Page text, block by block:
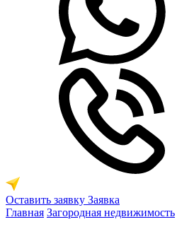
Оставить заявку Заявка
Главная Загородная недвижимость